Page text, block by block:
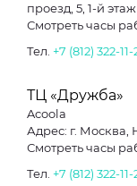
проезд, 5, 1-й этаж
Смотреть часы
Тел. +7 (812) 322-11-
ТЦ «Дружба»
Acoola
Адрес: г. Москва,
Смотреть часы
Тел. +7 (812) 322-11-